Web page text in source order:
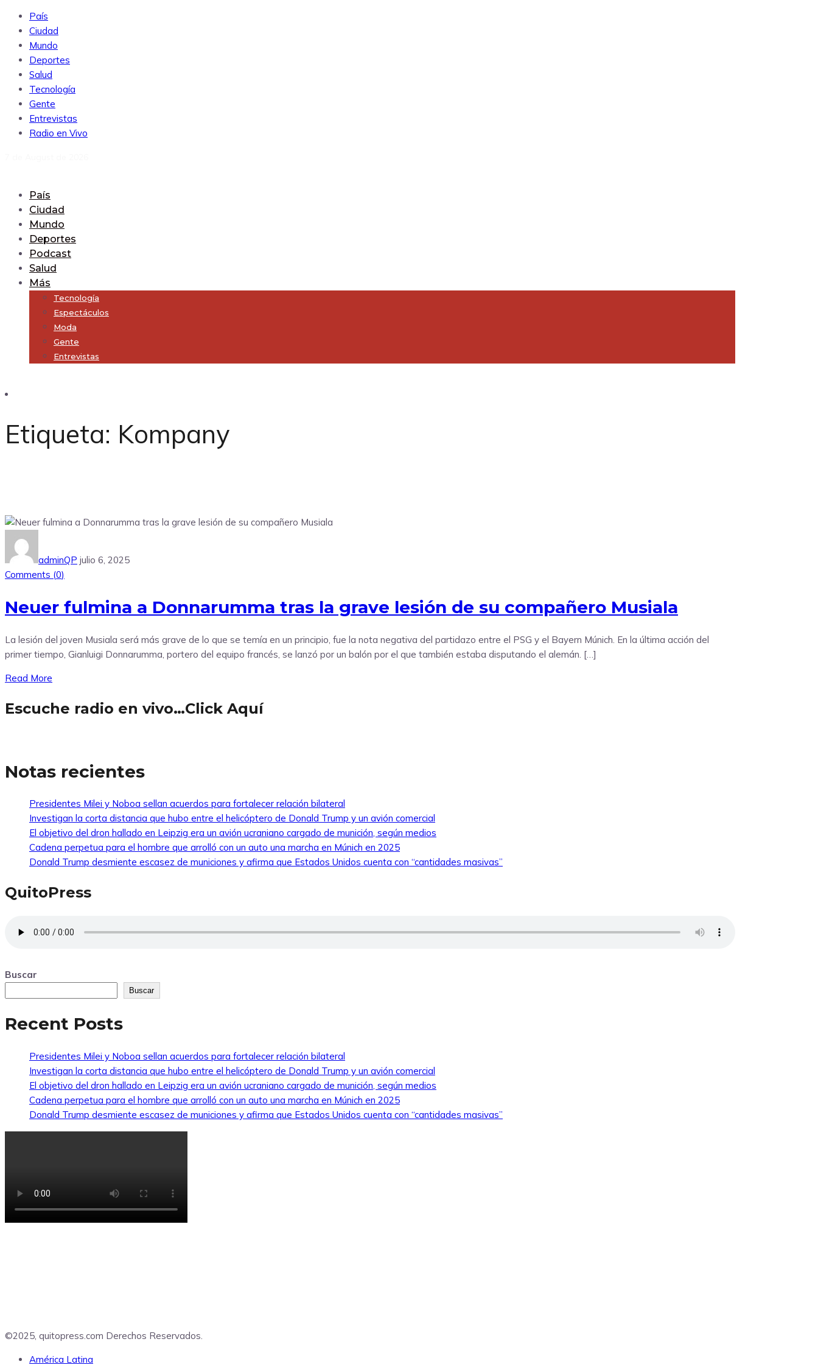
País
Ciudad
Mundo
Deportes
Salud
Tecnología
Gente
Entrevistas
Radio en Vivo
País
Ciudad
Mundo
Deportes
Podcast
Salud
Más
Tecnología
Espectáculos
Moda
Gente
Entrevistas
Etiqueta: Kompany
adminQP julio 6, 2025
Comments (0)
Neuer fulmina a Donnarumma tras la grave lesión de su compañero Musiala
La lesión del joven Musiala será más grave de lo que se temía en un principio, fue la nota negativa del partidazo entre el PSG y el Bayern Múnich. En la última acción del
primer tiempo, Gianluigi Donnarumma, portero del equipo francés, se lanzó por un balón por el que también estaba disputando el alemán. […]
Read More
Escuche radio en vivo…Click Aquí
Notas recientes
Presidentes Milei y Noboa sellan acuerdos para fortalecer relación bilateral
Investigan la corta distancia que hubo entre el helicóptero de Donald Trump y un avión comercial
El objetivo del dron hallado en Leipzig era un avión ucraniano cargado de munición, según medios
Cadena perpetua para el hombre que arrolló con un auto una marcha en Múnich en 2025
Donald Trump desmiente escasez de municiones y afirma que Estados Unidos cuenta con “cantidades masivas”
QuitoPress
Buscar
Buscar
Recent Posts
Presidentes Milei y Noboa sellan acuerdos para fortalecer relación bilateral
Investigan la corta distancia que hubo entre el helicóptero de Donald Trump y un avión comercial
El objetivo del dron hallado en Leipzig era un avión ucraniano cargado de munición, según medios
Cadena perpetua para el hombre que arrolló con un auto una marcha en Múnich en 2025
Donald Trump desmiente escasez de municiones y afirma que Estados Unidos cuenta con “cantidades masivas”
©2025, quitopress.com Derechos Reservados.
América Latina